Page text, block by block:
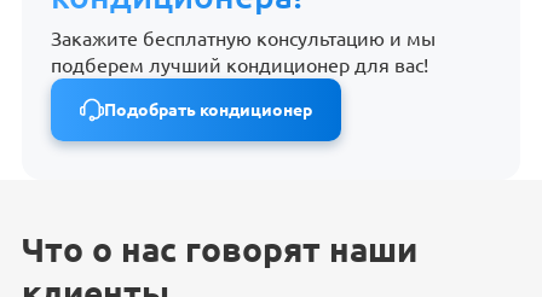
Закажите бесплатную консультацию и мы
подберем лучший кондиционер для вас!
Подобрать кондиционер
Что о нас говорят наши